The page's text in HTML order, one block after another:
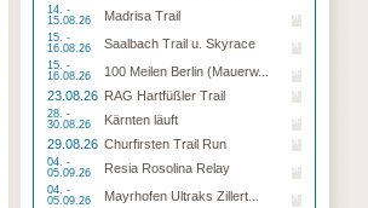
14. -
15.08.26
Madrisa Trail
15. -
16.08.26
Saalbach Trail u. Skyrace
15. -
16.08.26
100 Meilen Berlin (Mauerw...
23.08.26 RAG Hartfüßler Trail
28. -
30.08.26
Kärnten läuft
29.08.26 Churfirsten Trail Run
04. -
05.09.26
Resia Rosolina Relay
04. -
05.09.26
Mayrhofen Ultraks Zillert...